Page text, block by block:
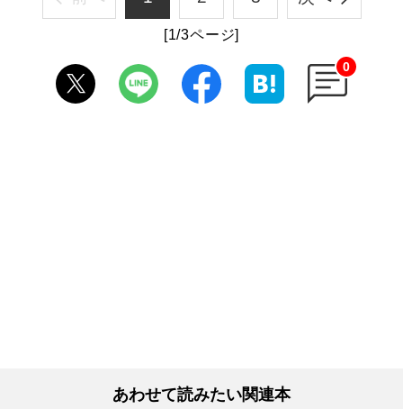
[1/3ページ]
0
あわせて読みたい関連本